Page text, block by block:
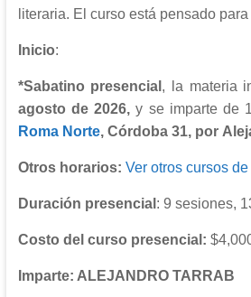
literaria. El curso está pensado
Inicio:
*Sabatino presencial , la materia
agosto de 2026, y se imparte de
Roma Norte, Córdoba 31, por
Otros horarios: Ver otros cursos
Duración presencial : 9 sesiones,
Costo del curso presencial:
Imparte: ALEJANDRO TARRAB